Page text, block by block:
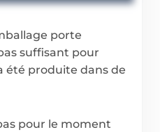
porte
suffisant pour
été produite dans de
pour le moment